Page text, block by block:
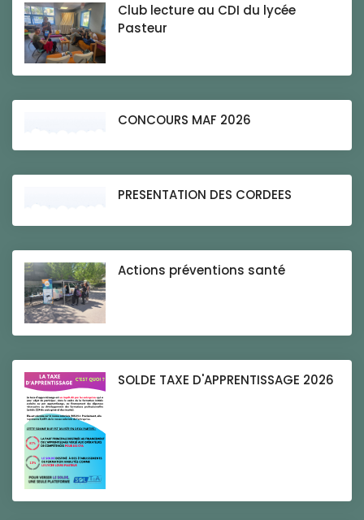
Club lecture au CDI du lycée
Pasteur
CONCOURS MAF 2026
PRESENTATION DES CORDEES
Actions préventions santé
SOLDE TAXE D'APPRENTISSAGE 2026